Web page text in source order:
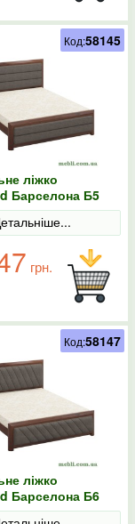
ліжко
Барселона Б5
Аляска 97
грн.
Код:58145
ліжко
Барселона Б6
Аляска 97
Код:58147